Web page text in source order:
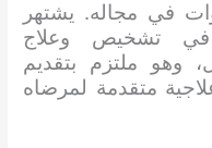
في مجاله. يشتهر
في تشخيص وعلاج
وهو ملتزم بتقديم
متقدمة لمرضاه